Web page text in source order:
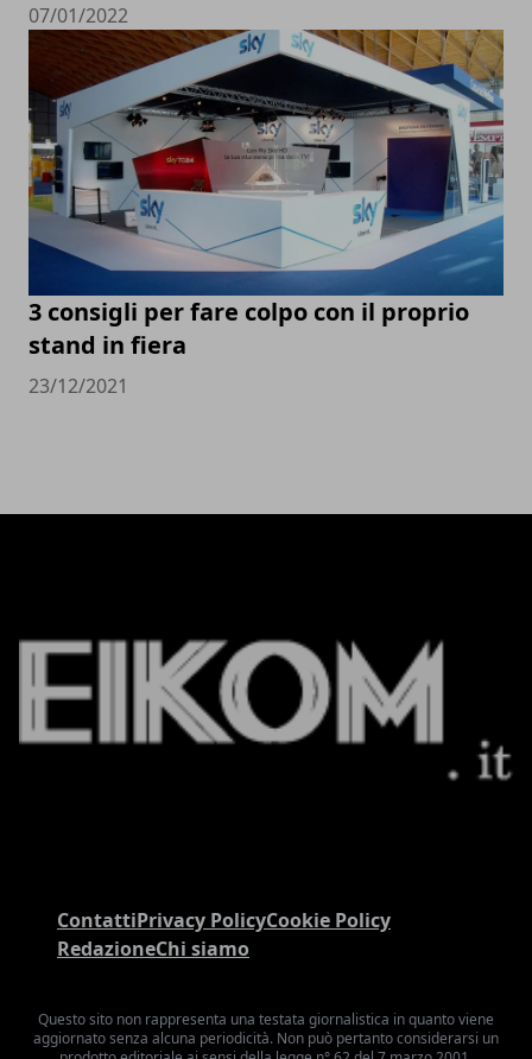
07/01/2022
3 consigli per fare colpo con il proprio
stand in fiera
23/12/2021
ContattiPrivacy PolicyCookie Policy
RedazioneChi siamo
Questo sito non rappresenta una testata giornalistica in quanto viene
aggiornato senza alcuna periodicità. Non può pertanto considerarsi un